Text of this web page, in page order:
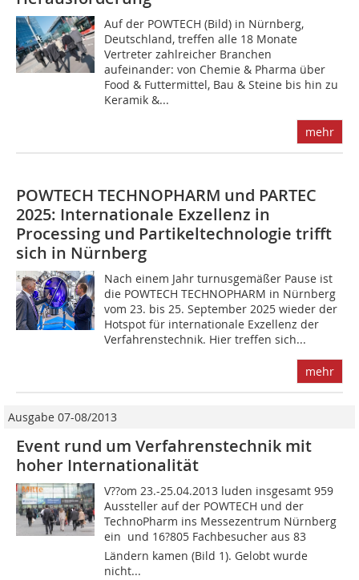
Auf der POWTECH (Bild) in Nürnberg,
Deutschland, treffen alle 18 Monate
Vertreter zahlreicher Branchen
aufeinander: von Chemie & Pharma über
Food & Futtermittel, Bau & Steine bis hin zu
Keramik &...
mehr
POWTECH TECHNOPHARM und PARTEC
2025: Internationale Exzellenz in
Processing und Partikeltechnologie trifft
sich in Nürnberg
Nach einem Jahr turnusgemäßer Pause ist
die POWTECH TECHNOPHARM in Nürnberg
vom 23. bis 25. September 2025 wieder der
Hotspot für internationale Exzellenz der
Verfahrenstechnik. Hier treffen sich...
mehr
Ausgabe 07-08/2013
Event rund um Verfahrenstechnik mit
hoher Internationalität
V??om 23.-25.04.2013 luden insgesamt 959
Aussteller auf der POWTECH und der
TechnoPharm ins Messe­zentrum Nürnberg
ein  und 16?805 Fachbesucher aus 83
Ländern kamen (Bild 1). Gelobt wurde
nicht...